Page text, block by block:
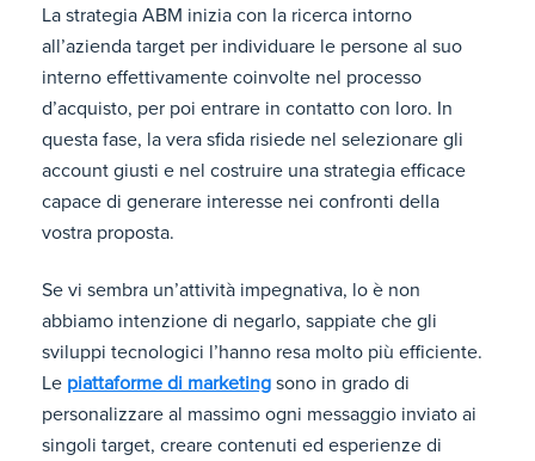
La strategia ABM inizia con la ricerca intorno
all’azienda target per individuare le persone al suo
interno effettivamente coinvolte nel processo
d’acquisto, per poi entrare in contatto con loro. In
questa fase, la vera sfida risiede nel selezionare gli
account giusti e nel costruire una strategia efficace
capace di generare interesse nei confronti della
vostra proposta.
Se vi sembra un’attività impegnativa, lo è non
abbiamo intenzione di negarlo, sappiate che gli
sviluppi tecnologici l’hanno resa molto più efficiente.
Le piattaforme di marketing sono in grado di
personalizzare al massimo ogni messaggio inviato ai
singoli target, creare contenuti ed esperienze di